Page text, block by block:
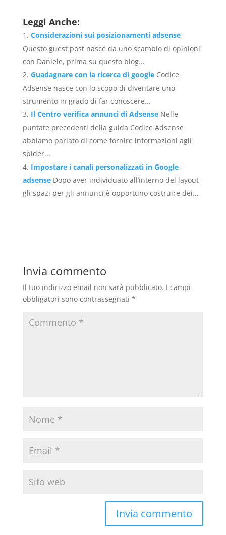
Leggi Anche:
Considerazioni sui posizionamenti adsense
Questo guest post nasce da uno scambio di opinioni
con Daniele, prima su questo blog...
Guadagnare con la ricerca di google Codice
Adsense nasce con lo scopo di diventare uno
strumento in grado di far conoscere...
Il Centro verifica annunci di Adsense Nelle
puntate precedenti della guida Codice Adsense
abbiamo parlato di come fornire informazioni agli
spider...
Impostare i canali personalizzati in Google
adsense Dopo aver individuato all’interno del layout
gli spazi per gli annunci è opportuno costruire dei...
Invia commento
Il tuo indirizzo email non sarà pubblicato. I campi
obbligatori sono contrassegnati *